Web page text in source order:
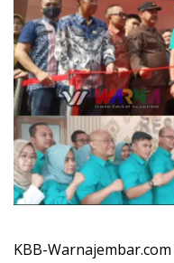
KBB-Warnajembar.com